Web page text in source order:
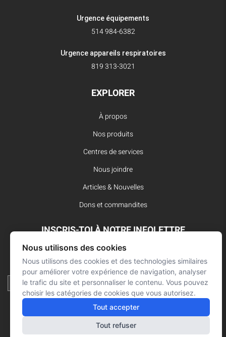
Urgence équipements
514 984-6382
Urgence appareils respiratoires
819 313-3021
EXPLORER
À propos
Nos produits
Centres de services
Nous joindre
Articles & Nouvelles
Dons et commandites
INSCRIS-TOI À NOTRE INFOLETTRE
Reste à l’affût des dernières innovations pour vos interventions
d’urgence et ne manque aucune nouvelle de L’Arsenal.
Nous utilisons des cookies
Nous utilisons des cookies et des technologies similaires
pour améliorer votre expérience de navigation, analyser
le trafic du site et personnaliser le contenu. Vous pouvez
choisir les catégories de cookies que vous autorisez.
Tout accepter
Tout refuser